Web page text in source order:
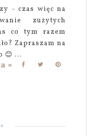
- czas więc na
zużytych
co tym razem
Zapraszam na
😊 ...
»